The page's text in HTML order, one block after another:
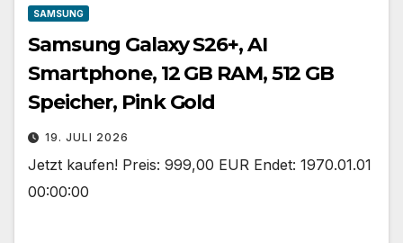
SAMSUNG
Samsung Galaxy S26+, AI
Smartphone, 12 GB RAM, 512 GB
Speicher, Pink Gold
19. JULI 2026
Jetzt kaufen! Preis: 999,00 EUR Endet: 1970.01.01
00:00:00